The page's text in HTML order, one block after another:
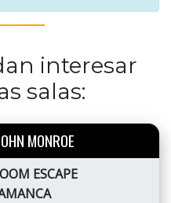
interesar
salas:
MONROE
ESCAPE